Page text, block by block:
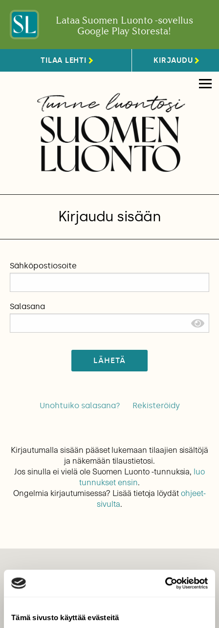
Tämä sivusto käyttää evästeitä
Lataa Suomen Luonto -sovellus
Google Play Storesta!
TILAA LEHTI KIRJAUDU
Kirjaudu sisään
Sähköpostiosoite
Salasana
LÄHETÄ
Unohtuiko salasana? Rekisteröidy
Kirjautumalla sisään pääset lukemaan tilaajien sisältöjä
ja näkemään tilaustietosi.
Jos sinulla ei vielä ole Suomen Luonto -tunnuksia, luo
tunnukset ensin.
Ongelmia kirjautumisessa? Lisää tietoja löydätohjeet-
sivulta.
Tilaa digilukuoikeus